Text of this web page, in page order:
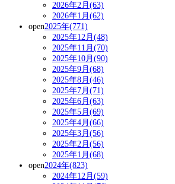
2026年2月(63)
2026年1月(62)
open2025年(771)
2025年12月(48)
2025年11月(70)
2025年10月(90)
2025年9月(68)
2025年8月(46)
2025年7月(71)
2025年6月(63)
2025年5月(69)
2025年4月(66)
2025年3月(56)
2025年2月(56)
2025年1月(68)
open2024年(823)
2024年12月(59)